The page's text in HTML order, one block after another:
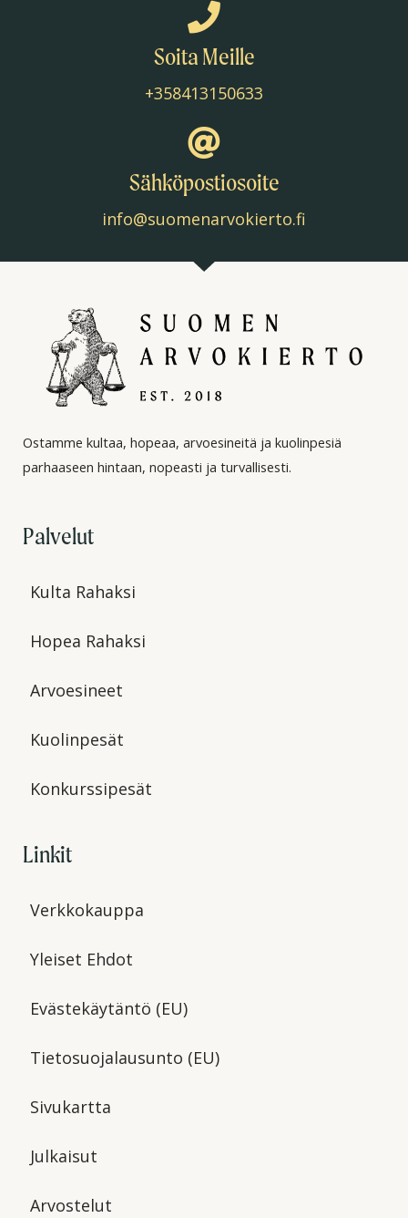
Soita Meille
+358413150633
Sähköpostiosoite
info@suomenarvokierto.fi
Ostamme kultaa, hopeaa, arvoesineitä ja kuolinpesiä
parhaaseen hintaan, nopeasti ja turvallisesti.
Palvelut
Kulta Rahaksi
Hopea Rahaksi
Arvoesineet
Kuolinpesät
Konkurssipesät
Linkit
Verkkokauppa
Yleiset Ehdot
Evästekäytäntö (EU)
Tietosuojalausunto (EU)
Sivukartta
Julkaisut
Arvostelut